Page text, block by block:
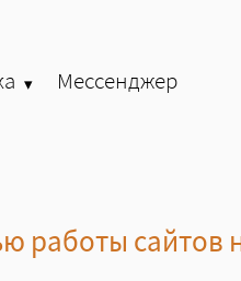
Мессенджер
работы